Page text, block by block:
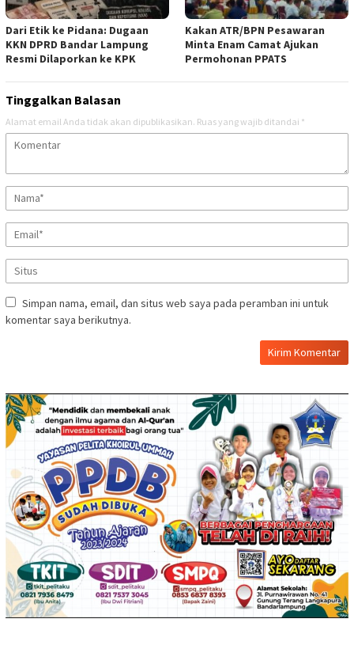
Dari Etik ke Pidana: Dugaan
KKN DPRD Bandar Lampung
Resmi Dilaporkan ke KPK
Kakan ATR/BPN Pesawaran
Minta Enam Camat Ajukan
Permohonan PPATS
Tinggalkan Balasan
Alamat email Anda tidak akan dipublikasikan. Ruas yang wajib ditandai *
Simpan nama, email, dan situs web saya pada peramban ini untuk
komentar saya berikutnya.